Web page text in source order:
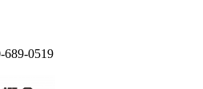
689-0519